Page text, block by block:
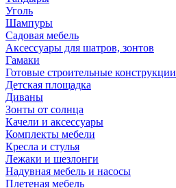
Уголь
Шампуры
Садовая мебель
Аксессуары для шатров, зонтов
Гамаки
Готовые строительные конструкции
Детская площадка
Диваны
Зонты от солнца
Качели и аксессуары
Комплекты мебели
Кресла и стулья
Лежаки и шезлонги
Надувная мебель и насосы
Плетеная мебель